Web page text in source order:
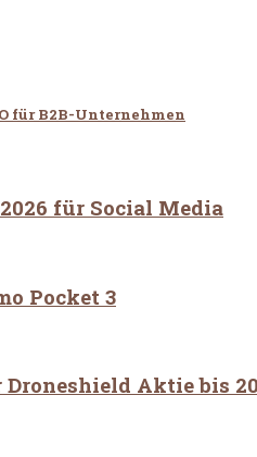
für B2B-Unternehmen
für Social Media
Pocket 3
Aktie bis